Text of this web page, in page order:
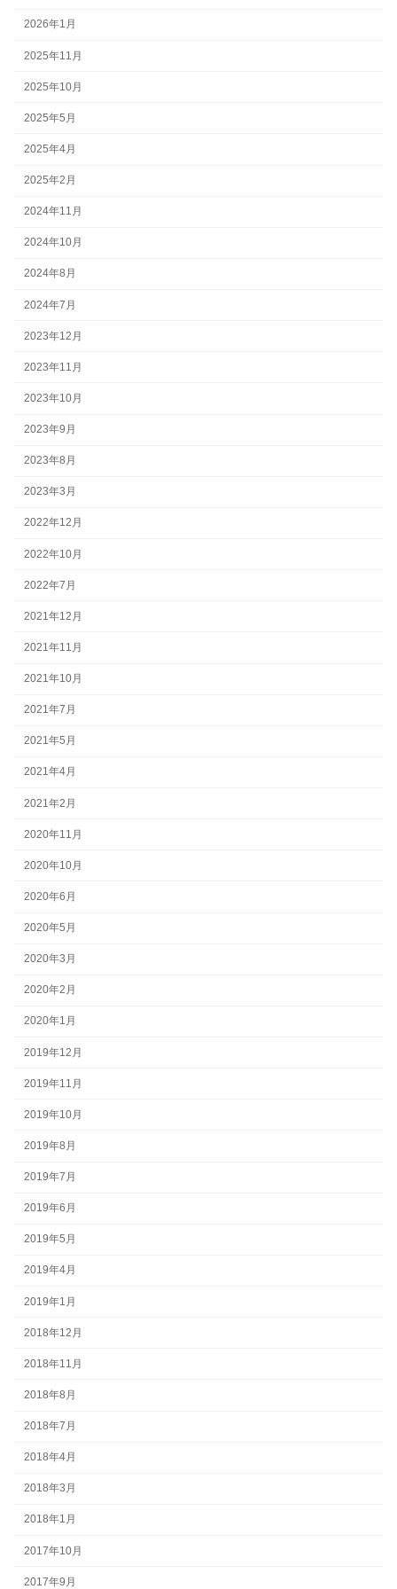
2026年1月
2025年11月
2025年10月
2025年5月
2025年4月
2025年2月
2024年11月
2024年10月
2024年8月
2024年7月
2023年12月
2023年11月
2023年10月
2023年9月
2023年8月
2023年3月
2022年12月
2022年10月
2022年7月
2021年12月
2021年11月
2021年10月
2021年7月
2021年5月
2021年4月
2021年2月
2020年11月
2020年10月
2020年6月
2020年5月
2020年3月
2020年2月
2020年1月
2019年12月
2019年11月
2019年10月
2019年8月
2019年7月
2019年6月
2019年5月
2019年4月
2019年1月
2018年12月
2018年11月
2018年8月
2018年7月
2018年4月
2018年3月
2018年1月
2017年10月
2017年9月